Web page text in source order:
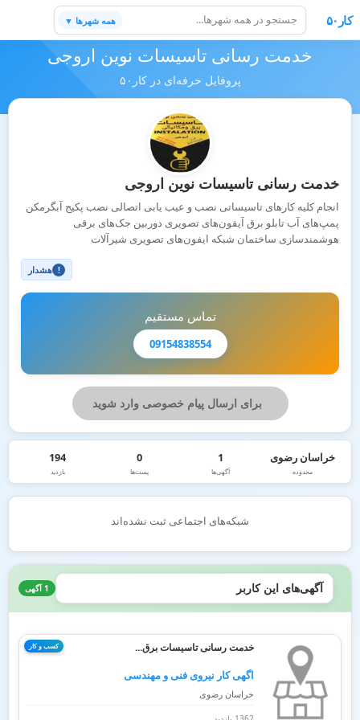
کار۵۰ همه شهرها ▼
خدمت رسانی تاسیسات نوین اروجی
پروفایل حرفه‌ای در کار۵۰
خدمت رسانی تاسیسات نوین اروجی
انجام کلیه کارهای تاسیساتی نصب و عیب یابی اتصالی نصب پکیج آبگرمکن
پمپ‌های آب تابلو برق آیفون‌های تصویری دوربین جک‌های برقی
هوشمندسازی ساختمان شبکه ایفون‌های تصویری شیرآلات
! هشدار
تماس مستقیم
09154838554
برای ارسال پیام خصوصی وارد شوید
خراسان رضوی
محدوده
1
آگهی‌ها
0
پست‌ها
194
بازدید
شبکه‌های اجتماعی ثبت نشده‌اند
آگهی‌های این کاربر 1 آگهی
کسب و کار خدمت رسانی تاسیسات برق...
اگهی کار نیروی فنی و مهندسی
خراسان رضوی